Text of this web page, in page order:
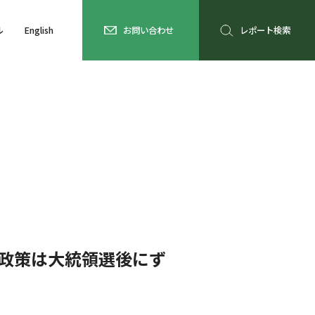
English お問い合わせ レポート検索
策は大統領選後にず